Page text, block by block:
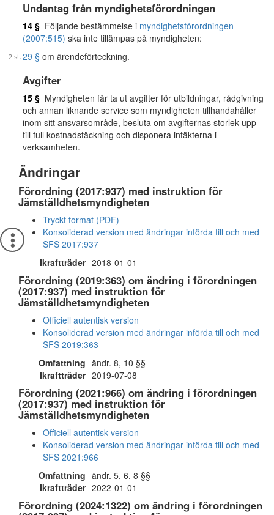
Undantag från myndighetsförordningen
14 § Följande bestämmelse i myndighetsförordningen
(2007:515) ska inte tillämpas på myndigheten:
29 § om ärendeförteckning.
Avgifter
15 § Myndigheten får ta ut avgifter för utbildningar, rådgivning
och annan liknande service som myndigheten tillhandahåller
inom sitt ansvarsområde, besluta om avgifternas storlek upp
till full kostnadstäckning och disponera intäkterna i
verksamheten.
Ändringar
Förordning (2017:937) med instruktion för
Jämställdhetsmyndigheten
Tryckt format (PDF)
Konsoliderad version med ändringar införda till och med
SFS 2017:937
Ikraftträder 2018-01-01
Förordning (2019:363) om ändring i förordningen
(2017:937) med instruktion för
Jämställdhetsmyndigheten
Officiell autentisk version
Konsoliderad version med ändringar införda till och med
SFS 2019:363
Omfattning ändr. 8, 10 §§
Ikraftträder 2019-07-08
Förordning (2021:966) om ändring i förordningen
(2017:937) med instruktion för
Jämställdhetsmyndigheten
Officiell autentisk version
Konsoliderad version med ändringar införda till och med
SFS 2021:966
Omfattning ändr. 5, 6, 8 §§
Ikraftträder 2022-01-01
Förordning (2024:1322) om ändring i förordningen